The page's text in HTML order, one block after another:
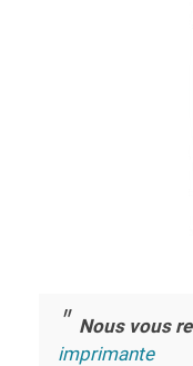
Nous vous
imprimante